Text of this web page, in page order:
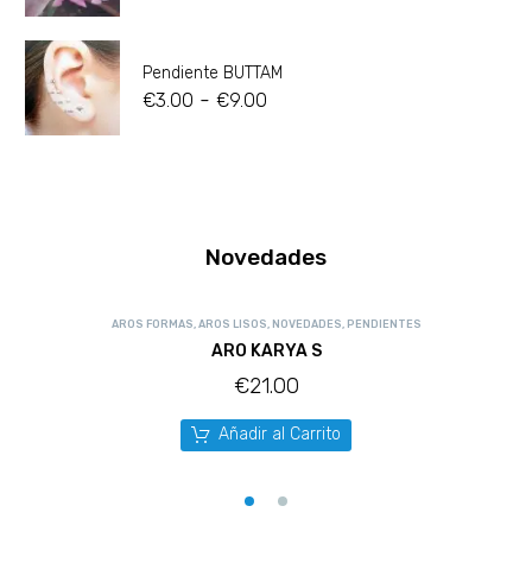
Pendiente BUTTAM
€3.00 - €9.00
Novedades
AROS FORMAS, AROS LISOS, NOVEDADES, PENDIENTES
ARO KARYA S
€21.00
Añadir al Carrito